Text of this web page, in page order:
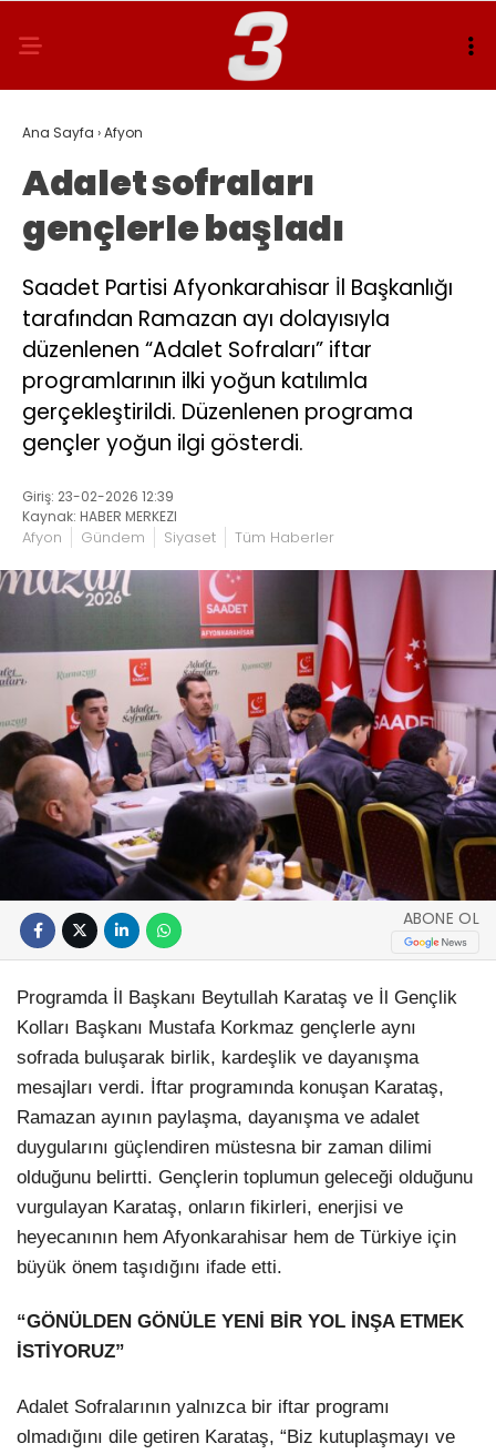
Ana Sayfa ›Afyon
Adalet sofraları
gençlerle başladı
Saadet Partisi Afyonkarahisar İl Başkanlığı
tarafından Ramazan ayı dolayısıyla
düzenlenen “Adalet Sofraları” iftar
programlarının ilki yoğun katılımla
gerçekleştirildi. Düzenlenen programa
gençler yoğun ilgi gösterdi.
Giriş: 23-02-2026 12:39
Kaynak: HABER MERKEZI
Afyon Gündem Siyaset Tüm Haberler
ABONE OL
Programda İl Başkanı Beytullah Karataş ve İl Gençlik
Kolları Başkanı Mustafa Korkmaz gençlerle aynı
sofrada buluşarak birlik, kardeşlik ve dayanışma
mesajları verdi. İftar programında konuşan Karataş,
Ramazan ayının paylaşma, dayanışma ve adalet
duygularını güçlendiren müstesna bir zaman dilimi
olduğunu belirtti. Gençlerin toplumun geleceği olduğunu
vurgulayan Karataş, onların fikirleri, enerjisi ve
heyecanının hem Afyonkarahisar hem de Türkiye için
büyük önem taşıdığını ifade etti.
“GÖNÜLDEN GÖNÜLE YENİ BİR YOL İNŞA ETMEK
İSTİYORUZ”
Adalet Sofralarının yalnızca bir iftar programı
olmadığını dile getiren Karataş, “Biz kutuplaşmayı ve